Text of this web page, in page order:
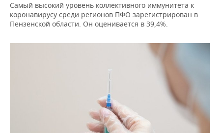
ХОККЕЙ С МЯЧОМ
ПРОИСШЕСТВИЯ
Самый высокий уровень коллективного иммунитета к
коронавирусу среди регионов ПФО зарегистрирован в
Пензенской области. Он оценивается в 39,4%.